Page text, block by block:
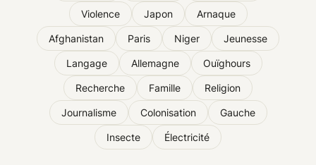
Violence Japon Arnaque
Afghanistan Paris Niger Jeunesse
Langage Allemagne Ouïghours
Recherche Famille Religion
Journalisme Colonisation Gauche
Insecte Électricité